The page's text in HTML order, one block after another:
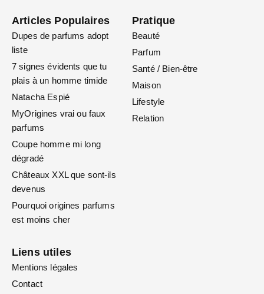
Articles Populaires
Dupes de parfums adopt
liste
7 signes évidents que tu
plais à un homme timide
Natacha Espié
MyOrigines vrai ou faux
parfums
Coupe homme mi long
dégradé
Châteaux XXL que sont-ils
devenus
Pourquoi origines parfums
est moins cher
Pratique
Beauté
Parfum
Santé / Bien-être
Maison
Lifestyle
Relation
Liens utiles
Mentions légales
Contact